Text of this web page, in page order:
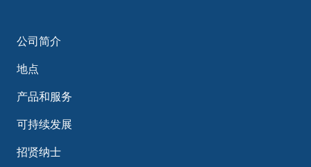
公司简介
地点
产品和服务
可持续发展
招贤纳士